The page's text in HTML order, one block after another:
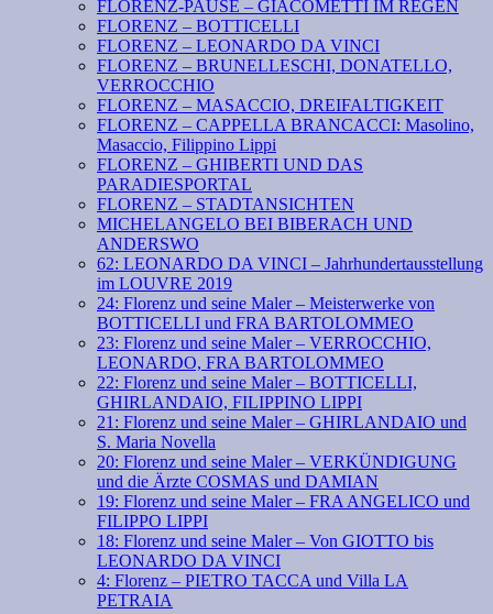
FLORENZ-PAUSE – GIACOMETTI IM REGEN
FLORENZ – BOTTICELLI
FLORENZ – LEONARDO DA VINCI
FLORENZ – BRUNELLESCHI, DONATELLO,
VERROCCHIO
FLORENZ – MASACCIO, DREIFALTIGKEIT
FLORENZ – CAPPELLA BRANCACCI: Masolino,
Masaccio, Filippino Lippi
FLORENZ – GHIBERTI UND DAS
PARADIESPORTAL
FLORENZ – STADTANSICHTEN
MICHELANGELO BEI BIBERACH UND
ANDERSWO
62: LEONARDO DA VINCI – Jahrhundertausstellung
im LOUVRE 2019
24: Florenz und seine Maler – Meisterwerke von
BOTTICELLI und FRA BARTOLOMMEO
23: Florenz und seine Maler – VERROCCHIO,
LEONARDO, FRA BARTOLOMMEO
22: Florenz und seine Maler – BOTTICELLI,
GHIRLANDAIO, FILIPPINO LIPPI
21: Florenz und seine Maler – GHIRLANDAIO und
S. Maria Novella
20: Florenz und seine Maler – VERKÜNDIGUNG
und die Ärzte COSMAS und DAMIAN
19: Florenz und seine Maler – FRA ANGELICO und
FILIPPO LIPPI
18: Florenz und seine Maler – Von GIOTTO bis
LEONARDO DA VINCI
4: Florenz – PIETRO TACCA und Villa LA
PETRAIA